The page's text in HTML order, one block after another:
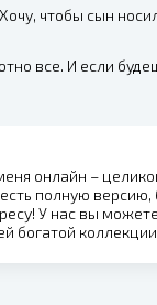
чтобы сын
все. И если
онлайн –
полную
У нас вы
богатой